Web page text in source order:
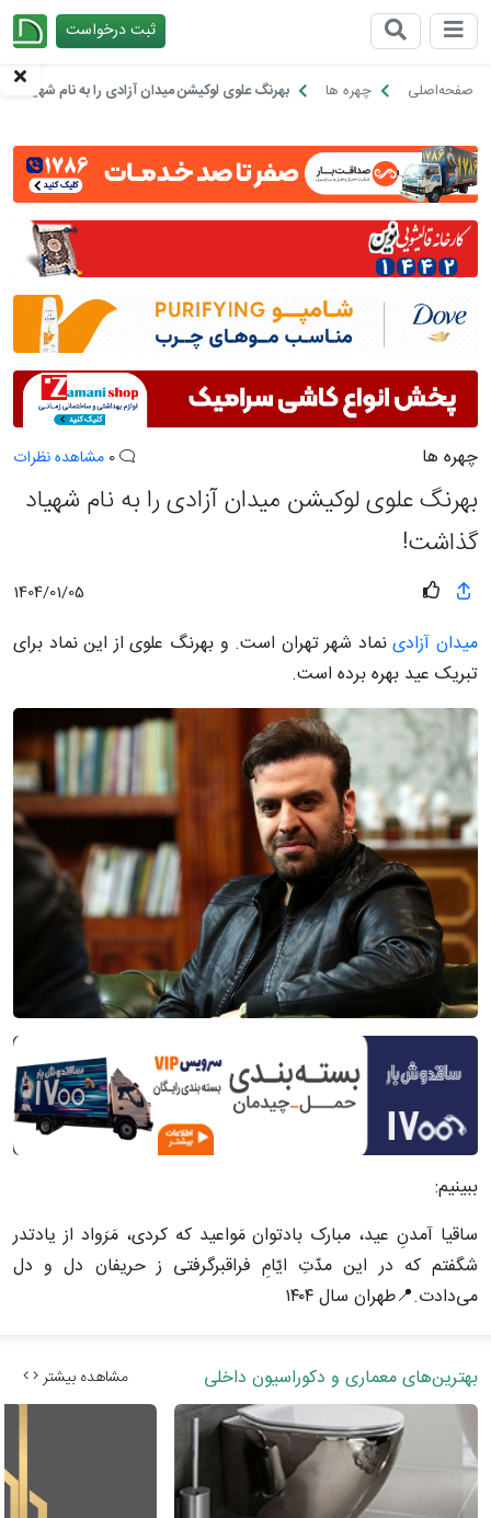
ثبت درخواست
صفحه‌اصلی چهره ها بهرنگ علوی لوکیشن میدان آزادی را به نام شهیاد
چهره ها مشاهده نظرات
بهرنگ علوی لوکیشن میدان آزادی را به نام شهیاد
گذاشت!
1404/01/05
میدان آزادینماد شهر تهران است. و بهرنگ علوی از این نماد برای
تبریک عید بهره برده است.
ببینیم:
ساقیا آمدنِ عید، مبارک بادتوان مَواعید که کردی، مَرَواد از یادتدر
شگفتم که در این مدّتِ ایّامِ فراقبرگرفتی ز حریفان دل و دل
می‌دادت.📍طهران سال ۱۴۰۴
بهترین‌های معماری و دکوراسیون داخلی مشاهده بیشتر